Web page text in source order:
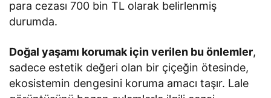
para cezası 700 bin TL olarak belirlenmiş
durumda.
Doğal yaşamı korumak için verilen bu önlemler,
sadece estetik değeri olan bir çiçeğin ötesinde,
ekosistemin dengesini koruma amacı taşır. Lale